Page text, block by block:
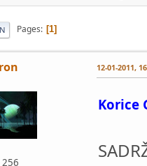
Pages 1
256
12-01-2011,
Korice